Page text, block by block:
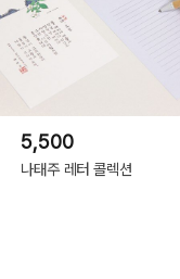
5,500
나태주 레터 콜렉션